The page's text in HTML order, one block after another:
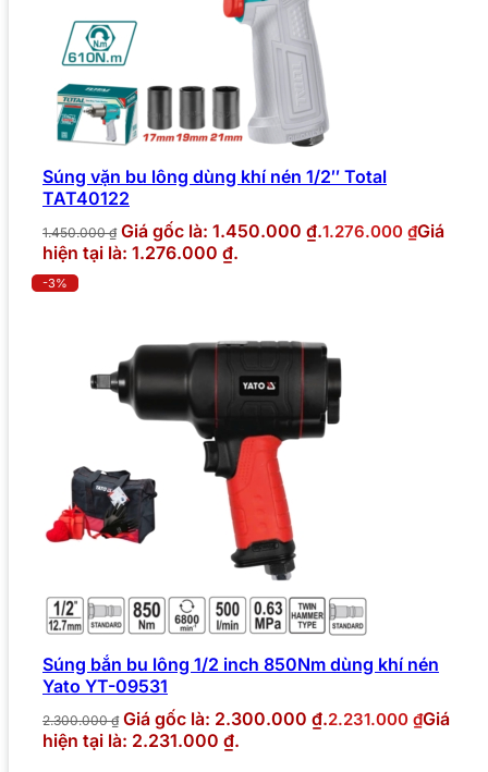
Súng vặn bu lông dùng khí nén 1/2″ Total
TAT40122
1.450.000₫ Giá gốc là: 1.450.000 ₫.1.276.000 ₫Giá
hiện tại là: 1.276.000 ₫.
-3%
Súng bắn bu lông 1/2 inch 850Nm dùng khí nén
Yato YT-09531
2.300.000₫ Giá gốc là: 2.300.000 ₫.2.231.000 ₫Giá
hiện tại là: 2.231.000 ₫.